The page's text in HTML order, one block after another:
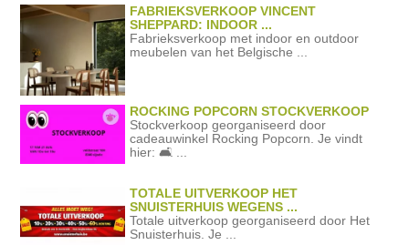
FABRIEKSVERKOOP VINCENT
SHEPPARD: INDOOR ...
Fabrieksverkoop met indoor en outdoor
meubelen van het Belgische ...
ROCKING POPCORN STOCKVERKOOP
Stockverkoop georganiseerd door
cadeauwinkel Rocking Popcorn. Je vindt
hier: 🛋️ ...
TOTALE UITVERKOOP HET
SNUISTERHUIS WEGENS ...
Totale uitverkoop georganiseerd door Het
Snuisterhuis. Je ...